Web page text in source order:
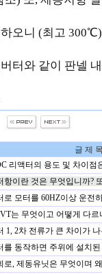
오니 (최고
터와 같이 판넬
글 제
리액터의 용도 및 차이점
항이란 것은 무엇입니까?
로 모터를 60HZ이상 운전
는 무엇이고 어떻게 다르
1, 2차 전류가 큰 차이가
를 동작하면 주위에 설치
로, 제동유닛은 무엇이며